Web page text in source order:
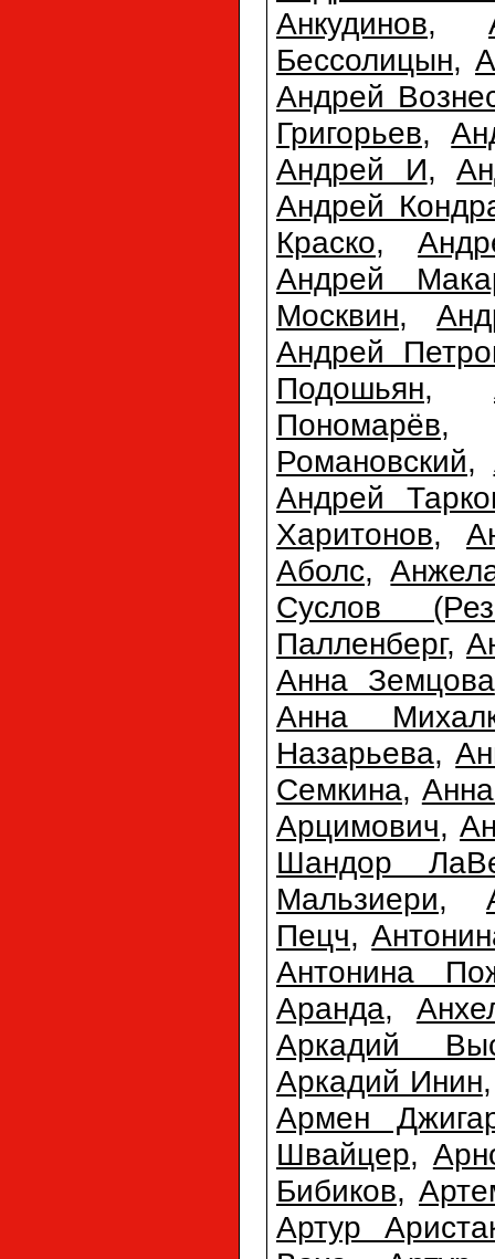
Анкудинов,
Бессолицын,
Андрей
Григорьев,
Андрей И,
Андрей
Краско,
Андрей
Москвин,
Андрей
Подошьян,
Пономарёв
Романовский,
Андрей
Харитонов,
Аболс,
Суслов
Палленберг,
Анна Земцова
Анна
Назарьева,
Семкина,
Арцимович,
Шандор
Мальзиери,
Пецч,
Антонина
Аранда,
Аркадий
Аркадий Инин
Армен
Швайцер,
Бибиков,
Артур